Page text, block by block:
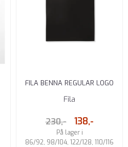
FILA BENNA REGULAR LOGO
T-SKJORTE BLACK
Fila
230,- 138,-
På lager i
86/92, 98/104, 122/128, 110/116